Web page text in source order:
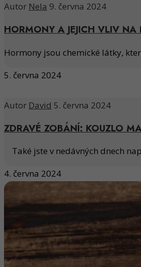
Autor Nela 9. června 2024
HORMONY A JEJICH VLIV
Hormony jsou chemické látky,
5. června 2024
Autor David 5. června 2024
ZDRAVÉ ZOBÁNÍ: KOUZLO
Také jste v nedávných dnech
4. června 2024